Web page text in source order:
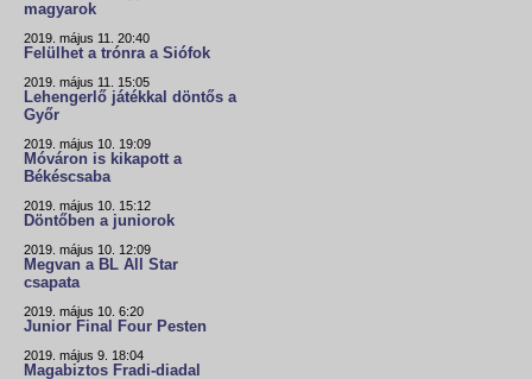
magyarok
2019. május 11. 20:40
Felülhet a trónra a Siófok
2019. május 11. 15:05
Lehengerlő játékkal döntős a
Győr
2019. május 10. 19:09
Móváron is kikapott a
Békéscsaba
2019. május 10. 15:12
Döntőben a juniorok
2019. május 10. 12:09
Megvan a BL All Star
csapata
2019. május 10. 6:20
Junior Final Four Pesten
2019. május 9. 18:04
Magabiztos Fradi-diadal